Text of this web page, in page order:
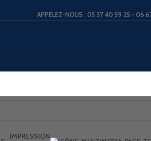
APPELEZ-NOUS : 05 37 40 59 25 - 06
IMPRESSION